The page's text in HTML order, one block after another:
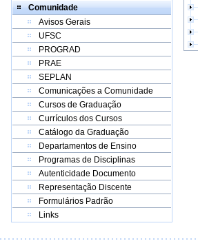
Comunidade
Avisos Gerais
UFSC
PROGRAD
PRAE
SEPLAN
Comunicações a Comunidade
Cursos de Graduação
Currículos dos Cursos
Catálogo da Graduação
Departamentos de Ensino
Programas de Disciplinas
Autenticidade Documento
Representação Discente
Formulários Padrão
Links